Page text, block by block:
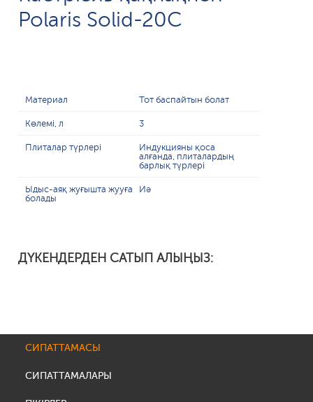
Polaris Solid-20C
Материал Тот баспайтын болат
Көлемі, л 3
Плиталар түрлері
Индукцияны қоса
алғанда, плиталардың
барлық түрлері
Ыдыс-аяқ жуғышта жууға
болады
Иә
ДҮКЕНДЕРДЕН САТЫП АЛЫҢЫЗ:
СИПАТТАМАСЫ
СИПАТТАМАЛАРЫ